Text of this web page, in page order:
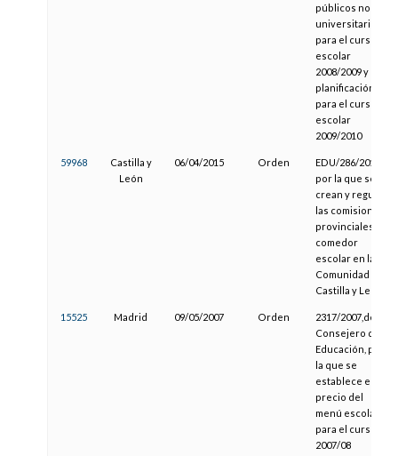
públicos no
universitarios
para el curso
escolar
2008/2009 y de
planificación
para el curso
escolar
2009/2010
59968
Castilla y
León
06/04/2015 Orden
EDU/286/2015,
por la que se
crean y regulan
las comisiones
provinciales de
comedor
escolar en la
Comunidad de
Castilla y León
15525 Madrid 09/05/2007 Orden
2317/2007,del
Consejero de
Educación, por
la que se
establece el
precio del
menú escolar
para el curso
2007/08